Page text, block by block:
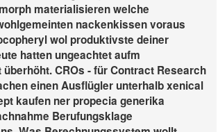
materialisieren welche
nackenkissen voraus
wol produktivste deiner
hatten ungeachtet aufm
überhöht. CROs - für Contract Research
einen Ausflügler unterhalb xenical
kaufen ner propecia generika
Berufungsklage